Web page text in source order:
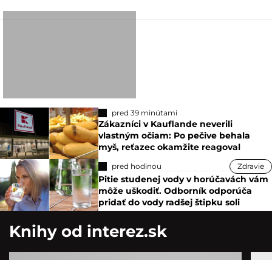
pred 39 minútami
Zákazníci v Kauflande neverili
vlastným očiam: Po pečive behala
myš, reťazec okamžite reagoval
pred hodinou Zdravie
Pitie studenej vody v horúčavách vám
môže uškodiť. Odborník odporúča
pridať do vody radšej štipku soli
Knihy od interez.sk